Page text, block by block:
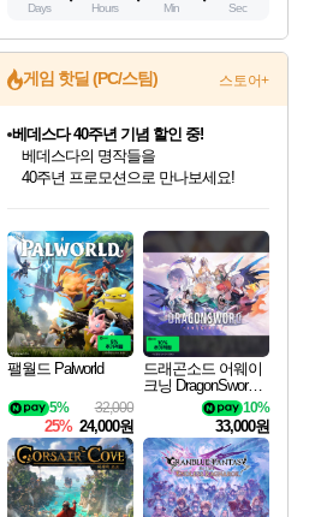
Days Hours Min Sec
게임 핫딜 (PC/스팀) 스토어+
최대 90% 할인가를 만나보세요!
네이버혜택과 함께 만나보세요!
50%할인&추가 적립까지!
이니&베니 혜택까지!
네이버 혜택가와 함께 예약하세요!
할인&네이버혜택으로 만나보세요!
네이버페이 혜택과 만나보세요!
베데스다 40주년 기념 할인 중!
베데스다의 명작들을
40주년 프로모션으로 만나보세요!
네이버 포인트 혜택까지!
할인가에 만나보세요!
일부 에디션 상시 할인!
혜택으로 예약 판매 중
편안하게 충전하세요
팰월드 Palworld
32,000
5%
25% 24,000원
드래곤소드 어웨이
크닝 DragonSword A
10%
33,000원